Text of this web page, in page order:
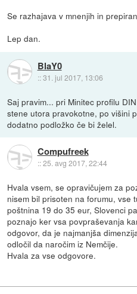
Se razhajava v mnenjih in
Lep dan.
BlaY0
::31. jul 2017, 13:06
Saj pravim... pri Minitec profilu
stene utora pravokotne, po višini
dodatno podložko če bi želel.
Compufreek
::25. avg 2017, 22:44
Hvala vsem, se opravičujem za
nisem bil prisoten na forumu, vse
poštnina 19 do 35 eur, Slovenci
poznajo ker vsa povpraševanja
odgovor, da je najmanjša
odločil da naročim iz Nemčije.
Hvala za vse odgovore.